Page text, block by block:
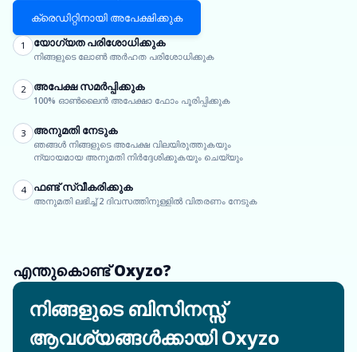
ക്രെഡിറ്റിനായി അപേക്ഷിക്കുക
1 യോഗ്യത പരിശോധിക്കുക
നിങ്ങളുടെ ലോൺ അർഹത പരിശോധിക്കുക
2 അപേക്ഷ സമർപ്പിക്കുക
100% ഓൺലൈൻ അപേക്ഷാ ഫോം പൂരിപ്പിക്കുക
3 അനുമതി നേടുക
ഞങ്ങൾ നിങ്ങളുടെ അപേക്ഷ വിലയിരുത്തുകയും
ന്യായമായ അനുമതി നിർദ്ദേശിക്കുകയും ചെയ്യും
4 ഫണ്ട് സ്വീകരിക്കുക
അനുമതി ലഭിച്ച് 2 ദിവസത്തിനുള്ളിൽ വിതരണം നേടുക
എന്തുകൊണ്ട് Oxyzo?
നിങ്ങളുടെ ബിസിനസ്സ്
ആവശ്യങ്ങൾക്കായി Oxyzo